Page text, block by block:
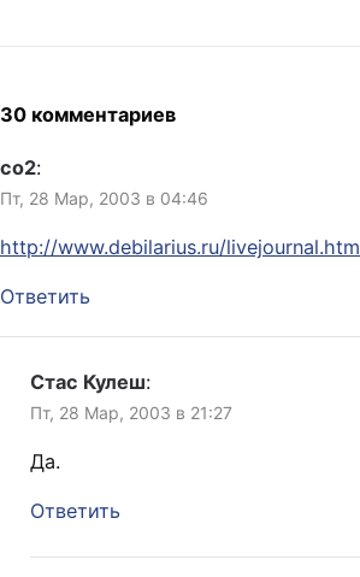
30 комментариев
co2:
Пт, 28 Мар, 2003 в 04:46
http://www.debilarius.ru/livejournal.htm
Ответить
Стас Кулеш:
Пт, 28 Мар, 2003 в 21:27
Да.
Ответить